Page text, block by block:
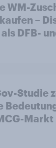
WM-
–
DFB-
Studie
Markt